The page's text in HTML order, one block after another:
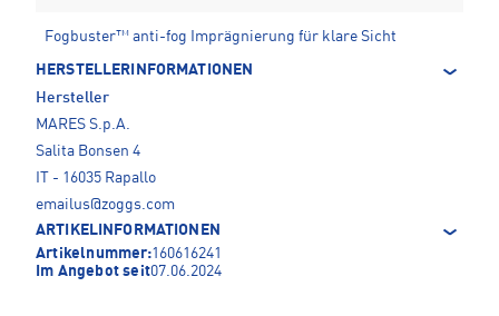
Fogbuster™ anti-fog Imprägnierung für klare Sicht
HERSTELLERINFORMATIONEN
Hersteller
MARES S.p.A.
Salita Bonsen 4
IT - 16035 Rapallo
emailus@zoggs.com
ARTIKELINFORMATIONEN
Artikelnummer:160616241
Im Angebot seit07.06.2024